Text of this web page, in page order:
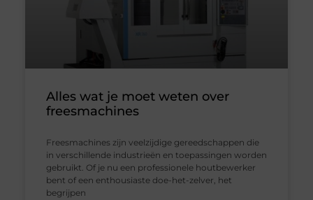
Alles wat je moet weten over
freesmachines
Freesmachines zijn veelzijdige gereedschappen die
in verschillende industrieën en toepassingen worden
gebruikt. Of je nu een professionele houtbewerker
bent of een enthousiaste doe-het-zelver, het
begrijpen